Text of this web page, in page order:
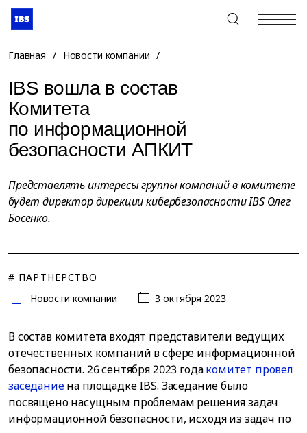
+7 (495) 967-80-80
Главная / Новости компании /
IBS вошла в состав
Комитета
по информационной
безопасности АПКИТ
Представлять интересы группы компаний в комитете
будет директор дирекции кибербезопасности IBS Олег
Босенко.
# ПАРТНЕРСТВО
Новости компании
3 октября 2023
В состав комитета входят представители ведущих
отечественных компаний в сфере информационной
безопасности. 26 сентября 2023 годакомитет провел
заседаниена площадке IBS. Заседание было
посвящено насущным проблемам решения задач
информационной безопасности, исходя из задач по